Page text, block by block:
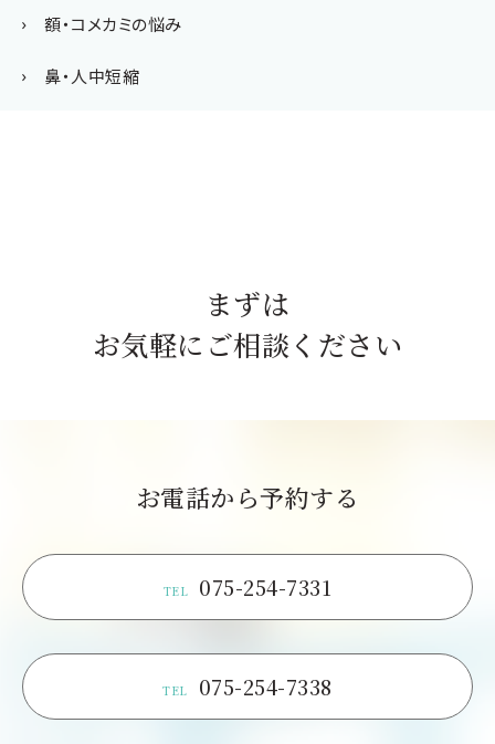
額・コメカミの悩み
鼻・人中短縮
まずは
お気軽にご相談ください
お電話から予約する
TEL 075-254-7331
TEL 075-254-7338